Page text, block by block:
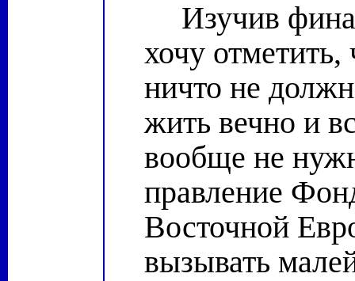
Изучив
хочу отметить,
ничто не
жить вечно и
вообще не
правление
Восточной
вызывать